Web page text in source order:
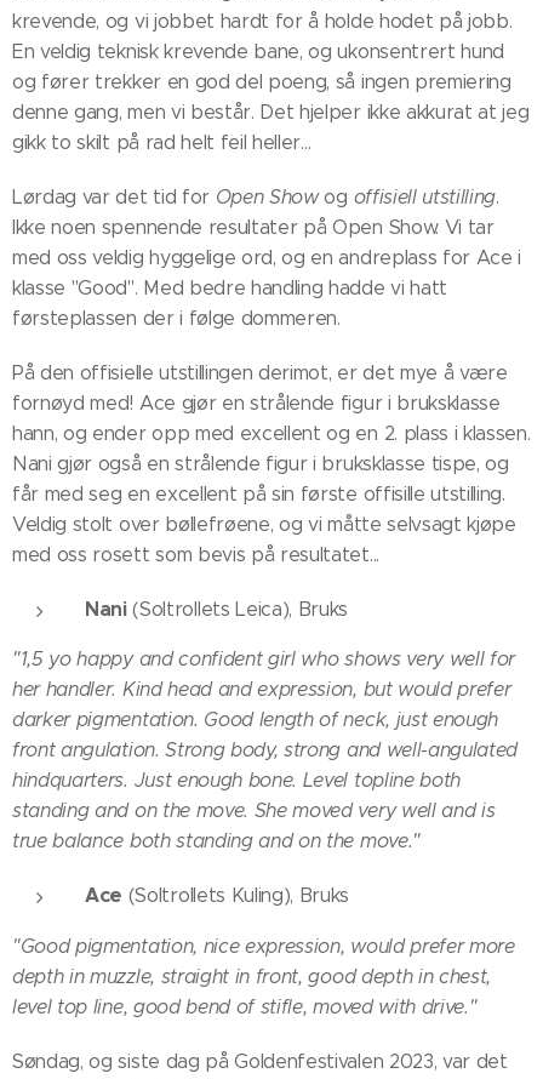
krevende, og vi jobbet hardt for å holde hodet på jobb.
En veldig teknisk krevende bane, og ukonsentrert hund
og fører trekker en god del poeng, så ingen premiering
denne gang, men vi består. Det hjelper ikke akkurat at jeg
gikk to skilt på rad helt feil heller...
Lørdag var det tid for Open Showog offisiell utstilling.
Ikke noen spennende resultater på Open Show. Vi tar
med oss veldig hyggelige ord, og en andreplass for Ace i
klasse "Good". Med bedre handling hadde vi hatt
førsteplassen der i følge dommeren.
På den offisielle utstillingen derimot, er det mye å være
fornøyd med! Ace gjør en strålende figur i bruksklasse
hann, og ender opp med excellent og en 2. plass i klassen.
Nani gjør også en strålende figur i bruksklasse tispe, og
får med seg en excellent på sin første offisille utstilling.
Veldig stolt over bøllefrøene, og vi måtte selvsagt kjøpe
med oss rosett som bevis på resultatet...
Nani(Soltrollets Leica), Bruks
"1,5 yo happy and confident girl who shows very well for
her handler. Kind head and expression, but would prefer
darker pigmentation. Good length of neck, just enough
front angulation. Strong body, strong and well-angulated
hindquarters. Just enough bone. Level topline both
standing and on the move. She moved very well and is
true balance both standing and on the move."
Ace (Soltrollets Kuling), Bruks
"Good pigmentation, nice expression, would prefer more
depth in muzzle, straight in front, good depth in chest,
level top line, good bend of stifle, moved with drive."
Søndag, og siste dag på Goldenfestivalen 2023, var det